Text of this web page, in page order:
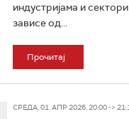
индустријама и
зависе од...
Прочитај
СРЕДА, 01. АПР 2026, 20:00 ->